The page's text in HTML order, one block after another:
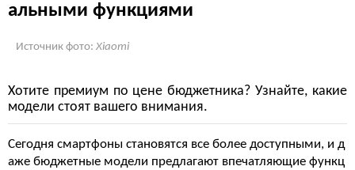
альными функциями
Источник фото: Xiaomi
Хотите премиум по цене бюджетника? Узнайте, какие
модели стоят вашего внимания.
Сегодня смартфоны становятся все более доступными, и д
аже бюджетные модели предлагают впечатляющие функц